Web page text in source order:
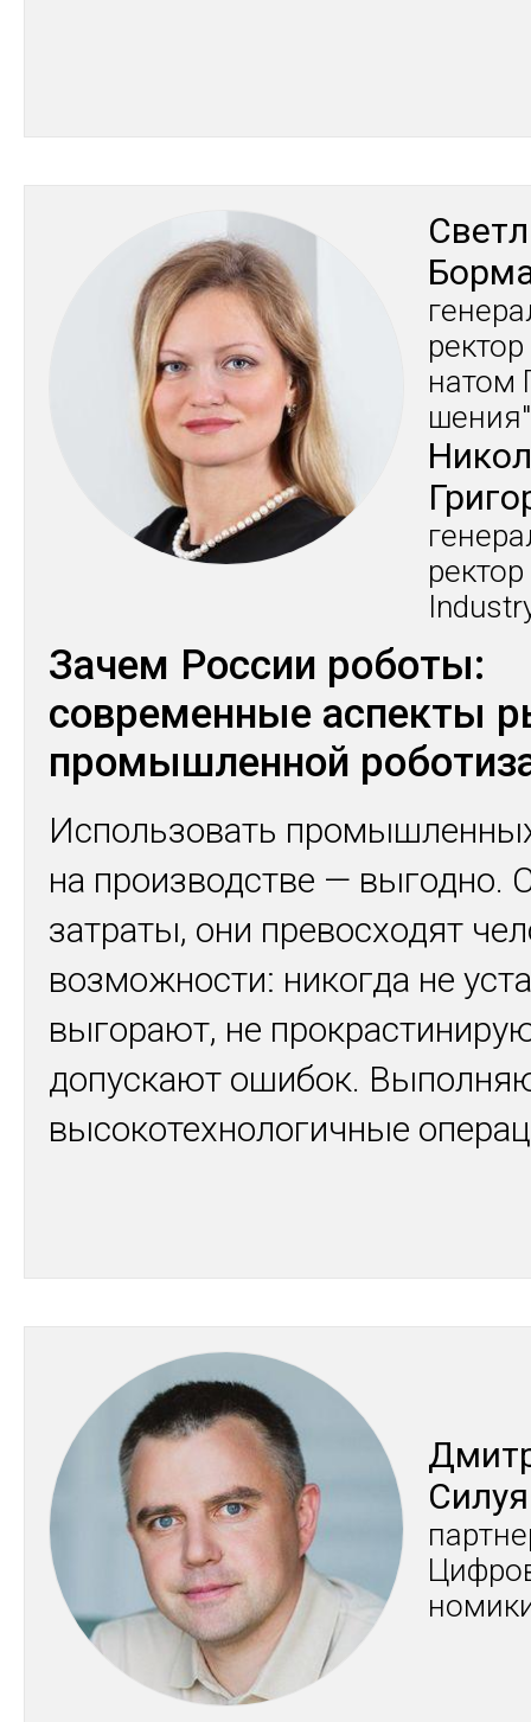
натом
шения"
Зачем России роботы:
современные аспекты
промышленной
Использовать
на производстве — выгодно.
затраты, они превосходят
возможности: никогда не
выгорают, не
допускают ошибок.
высокотехнологичные